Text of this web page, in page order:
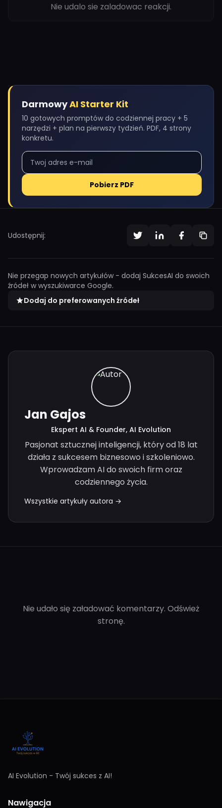
Nie udalo sie zaladowac reakcji.
DarmowyAI Starter Kit
10 gotowych promptów do codziennej pracy + 5
narzędzi + plan na pierwszy tydzień. PDF, 4 strony
konkretu.
Pobierz PDF
Udostępnij:
Nie przegap nowych artykułów - dodaj SukcesAI do swoich
źródeł w wyszukiwarce Google.
Dodaj do preferowanych źródeł
Jan Gajos
Ekspert AI & Founder, AI Evolution
Pasjonat sztucznej inteligencji, który od 18 lat
działa z sukcesem biznesowo i szkoleniowo.
Wprowadzam AI do swoich firm oraz
codziennego życia.
Wszystkie artykuły autora →
Nie udało się załadować komentarzy. Odśwież
stronę.
AI Evolution - Twój sukces z AI!
Nawigacja